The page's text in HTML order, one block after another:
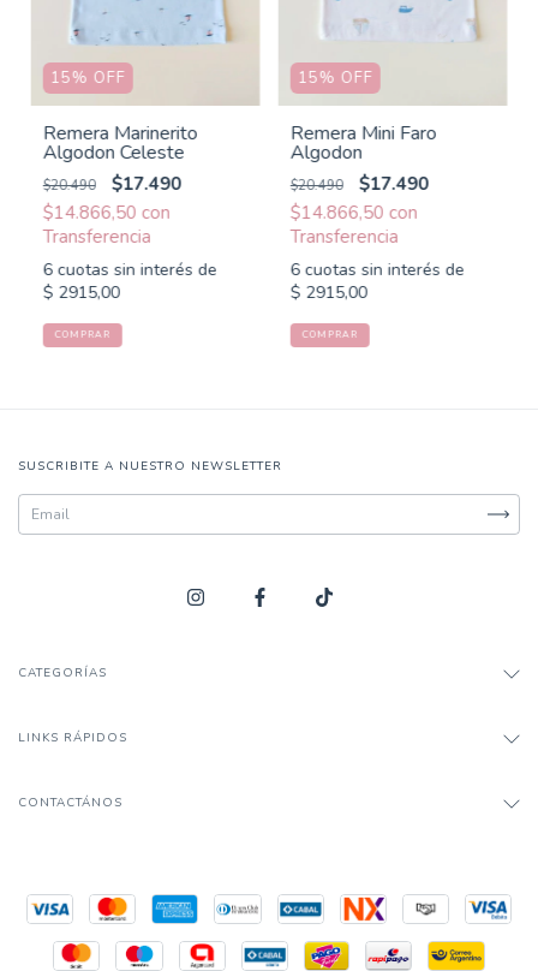
15% OFF
Remera Marinerito
Algodon Celeste
$20.490
$17.490
$14.866,50 con
6 cuotas sin interés de
$ 2915,00
COMPRAR
15% OFF
Remera Mini Faro
Algodon
$20.490
$17.490
$14.866,50 con
6 cuotas sin interés de
$ 2915,00
COMPRAR
SUSCRIBITE A NUESTRO NEWSLETTER
CATEGORÍAS
LINKS RÁPIDOS
CONTACTÁNOS